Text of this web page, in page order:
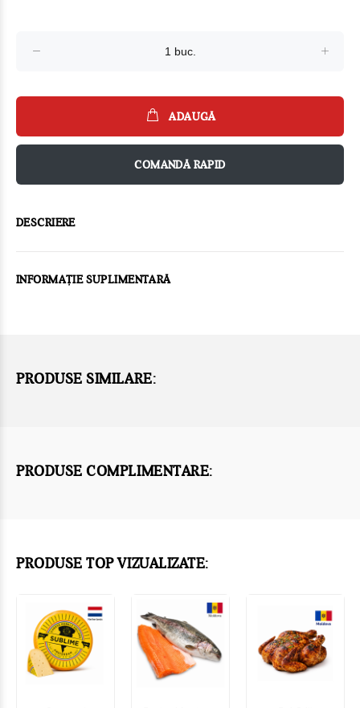
ADAUGĂ
COMANDĂ RAPID
DESCRIERE
INFORMAȚIE SUPLIMENTARĂ
PRODUSE SIMILARE:
PRODUSE COMPLIMENTARE:
PRODUSE TOP VIZUALIZATE: